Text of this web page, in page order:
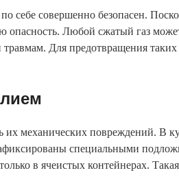
себе совершенно безопасен.
Любой сжатый газ
Для предотвращения
их механических повреждений. В
специальными
в ячеистых контейнерах.